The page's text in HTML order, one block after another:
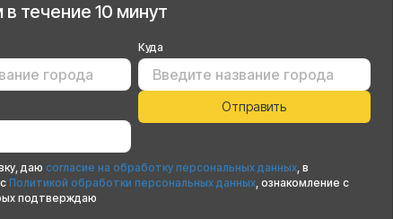
течение 10 минут
Куда
даю согласие на обработку персональных данных, в
Политикой обработки персональных данных, ознакомление с
подтверждаю